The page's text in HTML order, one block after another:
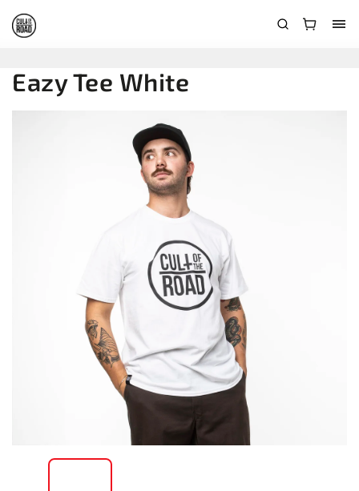
Eazy Tee White